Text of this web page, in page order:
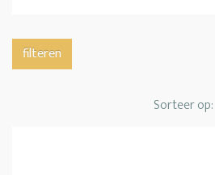
filteren
Sorteer op: